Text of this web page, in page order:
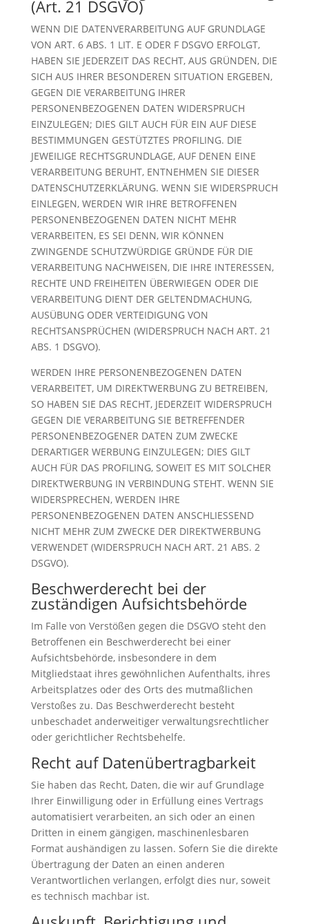
(Art. 21 DSGVO)
WENN DIE DATENVERARBEITUNG AUF GRUNDLAGE
VON ART. 6 ABS. 1 LIT. E ODER F DSGVO ERFOLGT,
HABEN SIE JEDERZEIT DAS RECHT, AUS GRÜNDEN, DIE
SICH AUS IHRER BESONDEREN SITUATION ERGEBEN,
GEGEN DIE VERARBEITUNG IHRER
PERSONENBEZOGENEN DATEN WIDERSPRUCH
EINZULEGEN; DIES GILT AUCH FÜR EIN AUF DIESE
BESTIMMUNGEN GESTÜTZTES PROFILING. DIE
JEWEILIGE RECHTSGRUNDLAGE, AUF DENEN EINE
VERARBEITUNG BERUHT, ENTNEHMEN SIE DIESER
DATENSCHUTZERKLÄRUNG. WENN SIE WIDERSPRUCH
EINLEGEN, WERDEN WIR IHRE BETROFFENEN
PERSONENBEZOGENEN DATEN NICHT MEHR
VERARBEITEN, ES SEI DENN, WIR KÖNNEN
ZWINGENDE SCHUTZWÜRDIGE GRÜNDE FÜR DIE
VERARBEITUNG NACHWEISEN, DIE IHRE INTERESSEN,
RECHTE UND FREIHEITEN ÜBERWIEGEN ODER DIE
VERARBEITUNG DIENT DER GELTENDMACHUNG,
AUSÜBUNG ODER VERTEIDIGUNG VON
RECHTSANSPRÜCHEN (WIDERSPRUCH NACH ART. 21
ABS. 1 DSGVO).
WERDEN IHRE PERSONENBEZOGENEN DATEN
VERARBEITET, UM DIREKTWERBUNG ZU BETREIBEN,
SO HABEN SIE DAS RECHT, JEDERZEIT WIDERSPRUCH
GEGEN DIE VERARBEITUNG SIE BETREFFENDER
PERSONENBEZOGENER DATEN ZUM ZWECKE
DERARTIGER WERBUNG EINZULEGEN; DIES GILT
AUCH FÜR DAS PROFILING, SOWEIT ES MIT SOLCHER
DIREKTWERBUNG IN VERBINDUNG STEHT. WENN SIE
WIDERSPRECHEN, WERDEN IHRE
PERSONENBEZOGENEN DATEN ANSCHLIESSEND
NICHT MEHR ZUM ZWECKE DER DIREKTWERBUNG
VERWENDET (WIDERSPRUCH NACH ART. 21 ABS. 2
DSGVO).
Beschwerde­recht bei der
zuständigen Aufsichts­behörde
Im Falle von Verstößen gegen die DSGVO steht den
Betroffenen ein Beschwerderecht bei einer
Aufsichtsbehörde, insbesondere in dem
Mitgliedstaat ihres gewöhnlichen Aufenthalts, ihres
Arbeitsplatzes oder des Orts des mutmaßlichen
Verstoßes zu. Das Beschwerderecht besteht
unbeschadet anderweitiger verwaltungsrechtlicher
oder gerichtlicher Rechtsbehelfe.
Recht auf Daten­übertrag­barkeit
Sie haben das Recht, Daten, die wir auf Grundlage
Ihrer Einwilligung oder in Erfüllung eines Vertrags
automatisiert verarbeiten, an sich oder an einen
Dritten in einem gängigen, maschinenlesbaren
Format aushändigen zu lassen. Sofern Sie die direkte
Übertragung der Daten an einen anderen
Verantwortlichen verlangen, erfolgt dies nur, soweit
es technisch machbar ist.